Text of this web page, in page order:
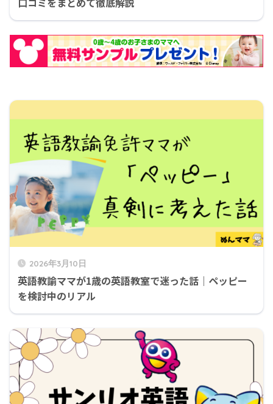
2026年3月10日
英語教諭ママが1歳の英語教室で迷った話｜ペッピー
を検討中のリアル